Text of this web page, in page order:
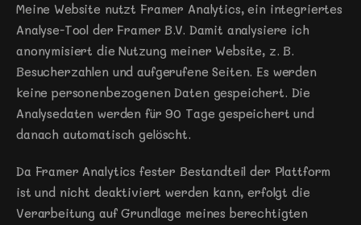
Meine Website nutzt Framer Analytics, ein integriertes
Analyse-Tool der Framer B.V. Damit analysiere ich
anonymisiert die Nutzung meiner Website, z. B.
Besucherzahlen und aufgerufene Seiten. Es werden
keine personenbezogenen Daten gespeichert. Die
Analysedaten werden für 90 Tage gespeichert und
danach automatisch gelöscht.
Da Framer Analytics fester Bestandteil der Plattform
ist und nicht deaktiviert werden kann, erfolgt die
Verarbeitung auf Grundlage meines berechtigten